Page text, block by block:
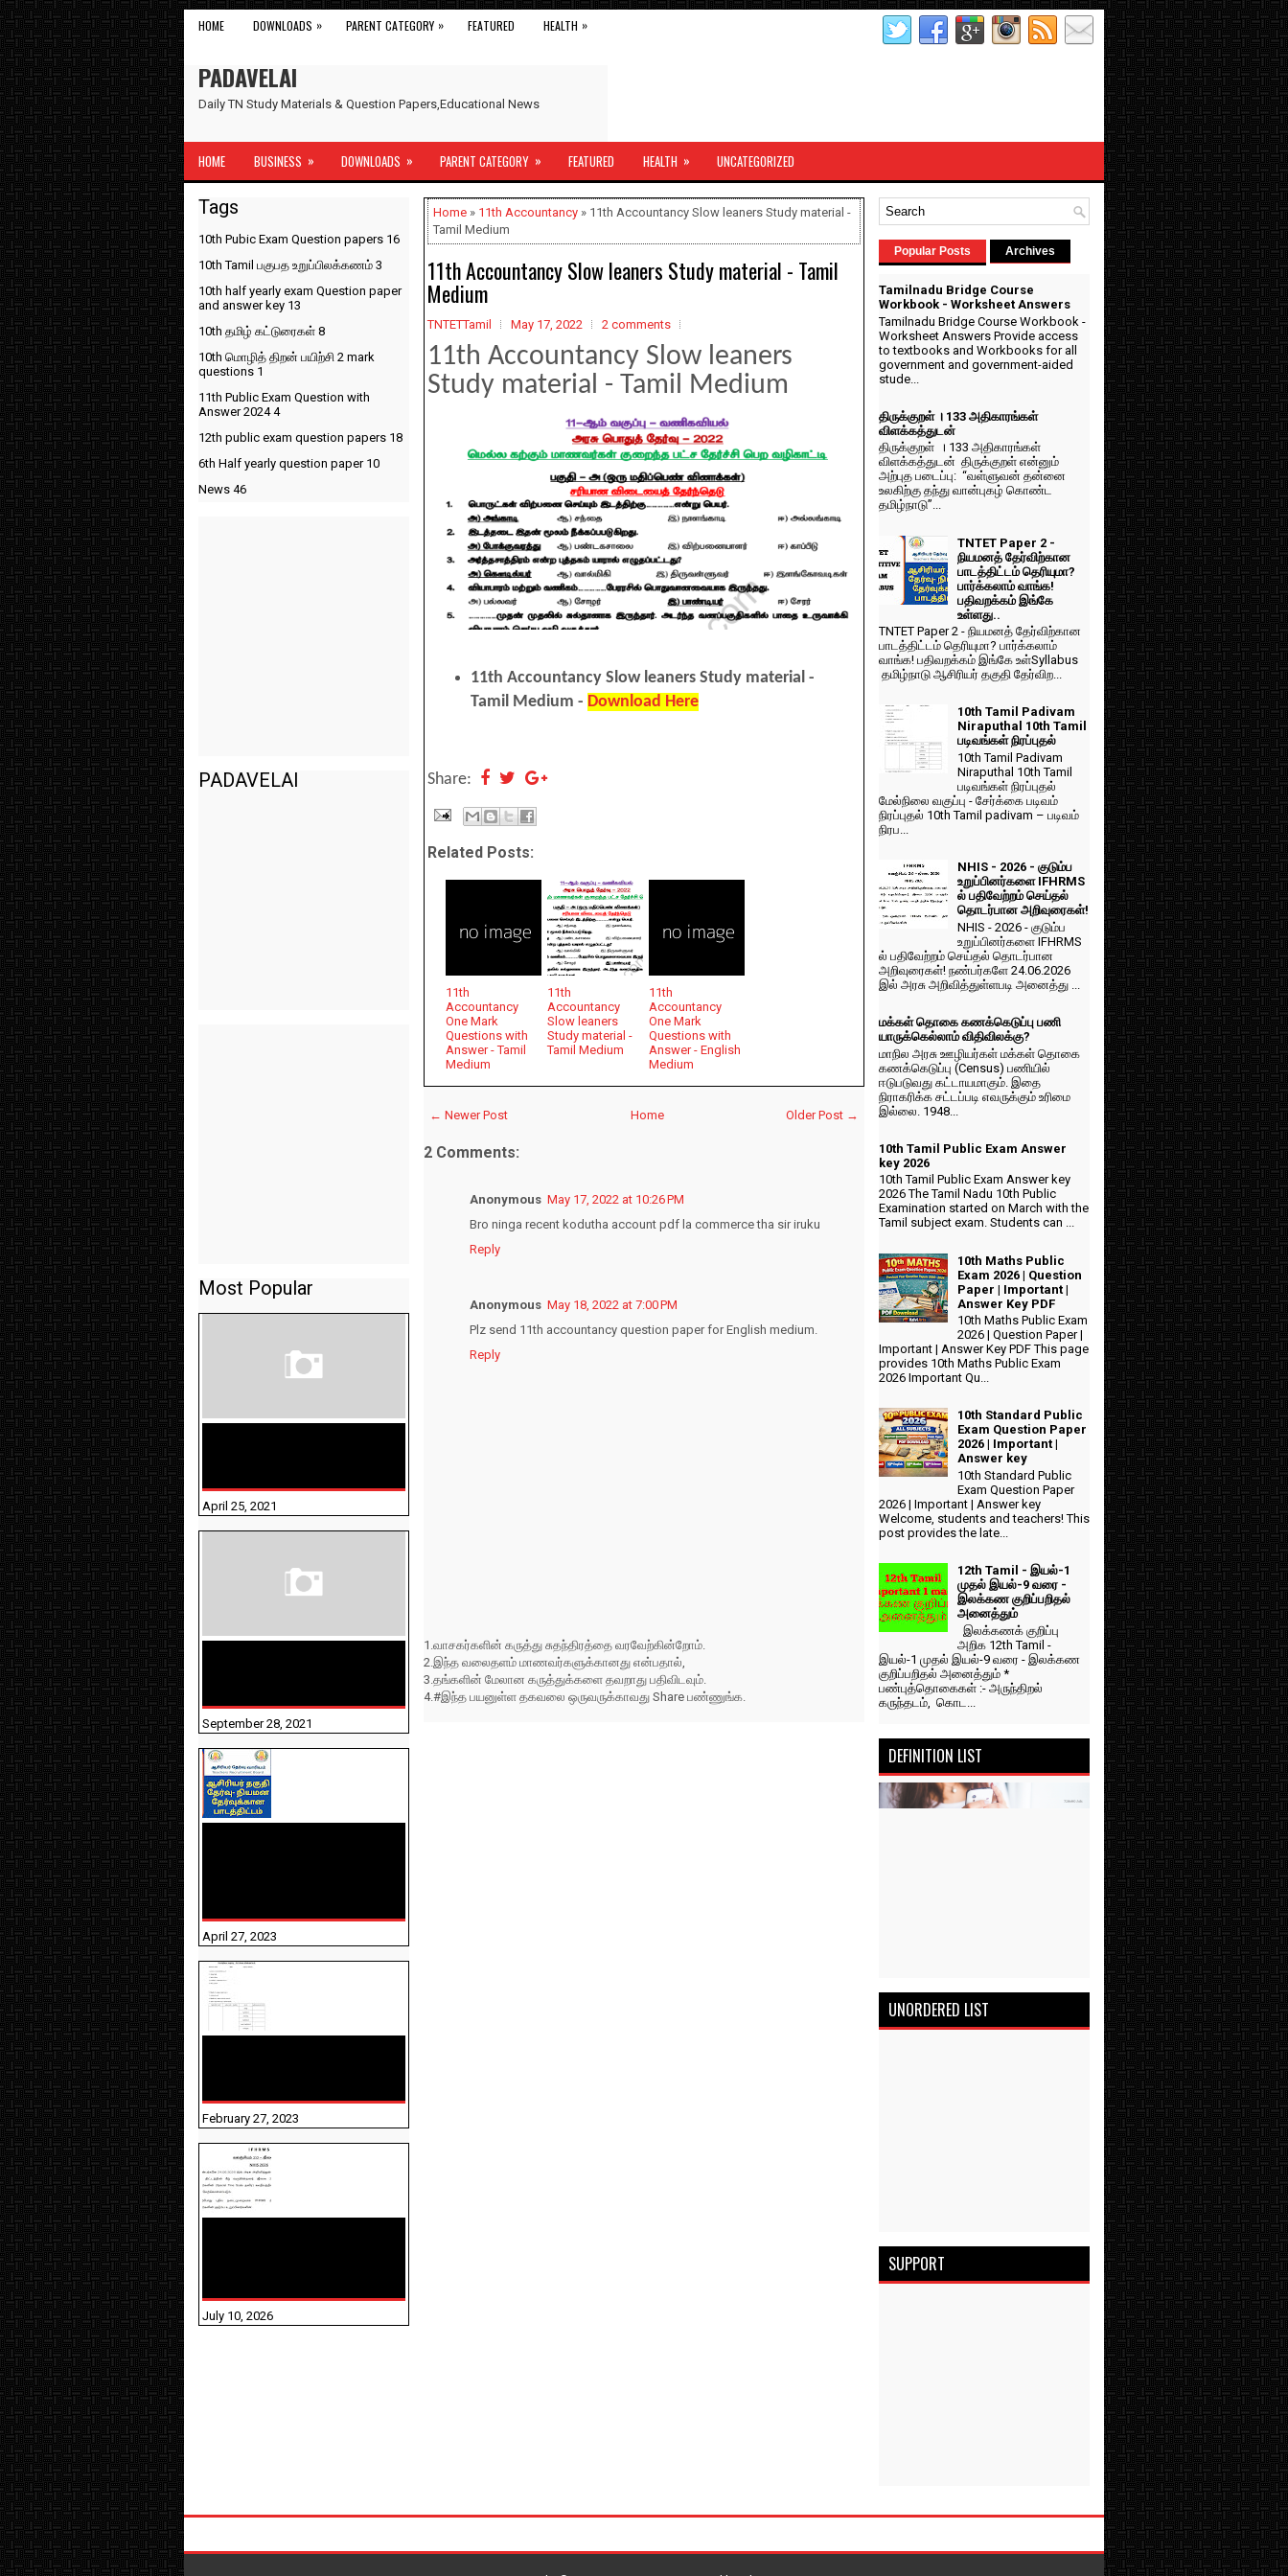
HOME DOWNLOADS » PARENT CATEGORY » FEATURED HEALTH »
PADAVELAI
Daily TN Study Materials & Question Papers,Educational News
HOME BUSINESS » DOWNLOADS » PARENT CATEGORY » FEATURED HEALTH » UNCATEGORIZED
Home » 11th Accountancy » 11th Accountancy Slow leaners Study material -
Tamil Medium
11th Accountancy Slow leaners Study material - Tamil
Medium
TNTETTamil May 17, 2022 2 comments
11th Accountancy Slow leaners
Study material - Tamil Medium
11th Accountancy Slow leaners Study material -
Tamil Medium - Download Here
Share:
Related Posts:
11th
Accountancy
One Mark
Questions with
Answer - Tamil
Medium
11th
Accountancy
Slow leaners
Study material -
Tamil Medium
11th
Accountancy
One Mark
Questions with
Answer - English
Medium
← Newer Post Older Post →
Home
2 Comments:
Anonymous May 17, 2022 at 10:26 PM
Bro ninga recent kodutha account pdf la commerce tha sir iruku
Reply
Anonymous May 18, 2022 at 7:00 PM
Plz send 11th accountancy question paper for English medium.
Reply
1.வாசகர்களின் கருத்து சுதந்திரத்தை வரவேற்கின்றோம்.
2.இந்த வலைதளம் மாணவர்களுக்கானது என்பதால்,
3.தங்களின் மேலான கருத்துக்களை தவறாது பதிவிடவும்.
4.#இந்த பயனுள்ள தகவலை ஒருவருக்காவது Share பண்ணுங்க.
Tags
10th Pubic Exam Question papers 16
10th Tamil பகுபத உறுப்பிலக்கணம் 3
10th half yearly exam Question paper
and answer key 13
10th தமிழ் கட்டுரைகள் 8
10th மொழித் திறன் பயிற்சி 2 mark
questions 1
11th Public Exam Question with
Answer 20244
12th public exam question papers 18
6th Half yearly question paper 10
News 46
PADAVELAI
Most Popular
April 25, 2021
September 28, 2021
April 27, 2023
February 27, 2023
July 10, 2026
Popular Posts Archives
Tamilnadu Bridge Course
Workbook - Worksheet Answers
Tamilnadu Bridge Course Workbook -
Worksheet Answers Provide access
to textbooks and Workbooks for all
government and government-aided
stude...
திருக்குறள் । 133 அதிகாரங்கள்
விளக்கத்துடன்
திருக்குறள் । 133 அதிகாரங்கள்
விளக்கத்துடன் திருக்குறள் என்னும்
அற்புத படைப்பு: “வள்ளுவன் தன்னை
உலகிற்கு தந்து வான்புகழ் கொண்ட
தமிழ்நாடு”...
TNTET Paper 2 -
நியமனத் தேர்விற்கான
பாடத்திட்டம் தெரியுமா?
பார்க்கலாம் வாங்க!
பதிவறக்கம் இங்கே
உள்ளது..
TNTET Paper 2 - நியமனத் தேர்விற்கான
பாடத்திட்டம் தெரியுமா? பார்க்கலாம்
வாங்க! பதிவறக்கம் இங்கே உள்Syllabus
தமிழ்நாடு ஆசிரியர் தகுதி தேர்விற...
10th Tamil Padivam
Niraputhal 10th Tamil
படிவங்கள் நிரப்புதல்
10th Tamil Padivam
Niraputhal 10th Tamil
படிவங்கள் நிரப்புதல்
மேல்நிலை வகுப்பு - சேர்க்கை படிவம்
நிரப்புதல் 10th Tamil padivam – படிவம்
நிரப...
NHIS - 2026 - குடும்ப
உறுப்பினர்களை IFHRMS
ல் பதிவேற்றம் செய்தல்
தொடர்பான அறிவுரைகள்!
NHIS - 2026 - குடும்ப
உறுப்பினர்களை IFHRMS
ல் பதிவேற்றம் செய்தல் தொடர்பான
அறிவுரைகள்! நண்பர்களே 24.06.2026
இல் அரசு அறிவித்துள்ளபடி அனைத்து ...
மக்கள் தொகை கணக்கெடுப்பு பணி
யாருக்கெல்லாம் விதிவிலக்கு?
மாநில அரசு ஊழியர்கள் மக்கள் தொகை
கணக்கெடுப்பு (Census) பணியில்
ஈடுபடுவது கட்டாயமாகும். இதை
நிராகரிக்க சட்டப்படி எவருக்கும் உரிமை
இல்லை. 1948...
10th Tamil Public Exam Answer
key 2026
10th Tamil Public Exam Answer key
2026 The Tamil Nadu 10th Public
Examination started on March with the
Tamil subject exam. Students can ...
10th Maths Public
Exam 2026 | Question
Paper | Important |
Answer Key PDF
10th Maths Public Exam
2026 | Question Paper |
Important | Answer Key PDF This page
provides 10th Maths Public Exam
2026 Important Qu...
10th Standard Public
Exam Question Paper
2026 | Important |
Answer key
10th Standard Public
Exam Question Paper
2026 | Important | Answer key
Welcome, students and teachers! This
post provides the late...
12th Tamil - இயல்-1
முதல் இயல்-9 வரை -
இலக்கண குறிப்பறிதல்
அனைத்தும்
இலக்கணக் குறிப்பு
அறிக 12th Tamil -
இயல்-1 முதல் இயல்-9 வரை - இலக்கண
குறிப்பறிதல் அனைத்தும் *
பண்புத்தொகைகள் :- அருந்திறல்
கருந்தடம், கொட...
DEFINITION LIST
UNORDERED LIST
SUPPORT